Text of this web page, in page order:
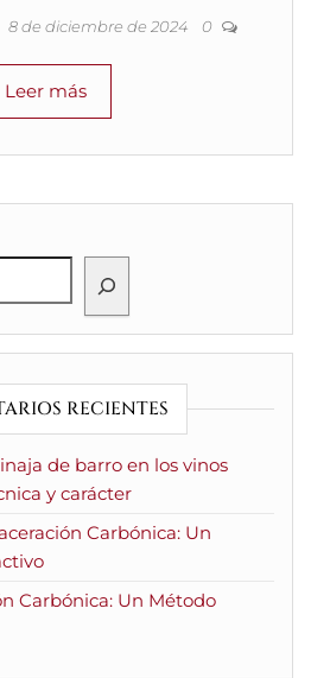
8 de diciembre de 2024 0
Leer más
RECIENTES
de barro en los vinos
y carácter
Carbónica: Un
Carbónica: Un Método